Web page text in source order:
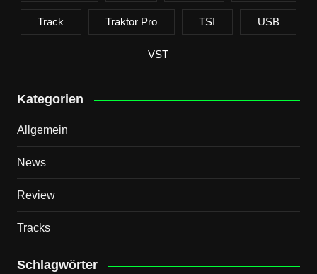
Track Traktor Pro TSI USB
VST
Kategorien
Allgemein
News
Review
Tracks
Schlagwörter